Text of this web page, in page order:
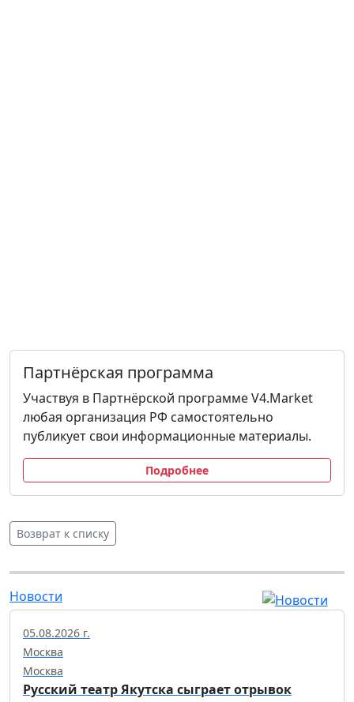
Партнёрская программа
Участвуя в Партнёрской программе V4.Market
любая организация РФ самостоятельно
публикует свои информационные материалы.
Подробнее
Возврат к списку
Новости
05.08.2026 г.
Москва
Москва
Русский театр Якутска сыграет отрывок